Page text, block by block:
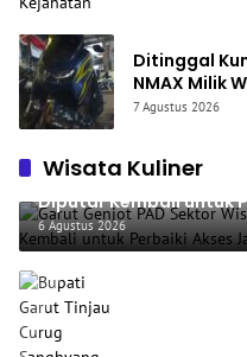
Ditinggal
NMAX Milik
Maling asal
7 Agustus 2026
Wisata Kuliner
Garut Genjot PAD
Diputar Kembali untuk
6 Agustus 2026